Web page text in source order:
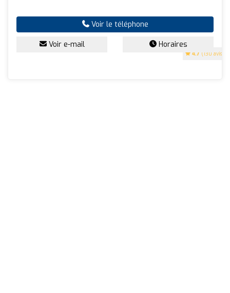
4.7 (130 avis)
Voir le téléphone
Voir e-mail Horaires